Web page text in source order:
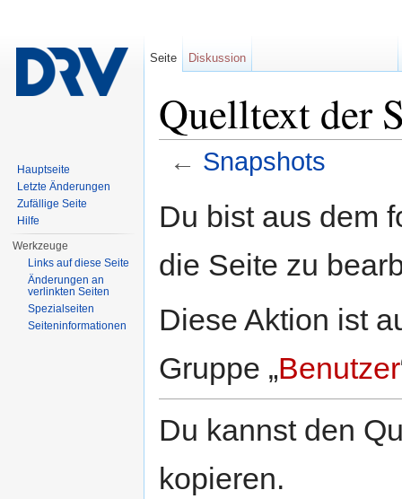
Quelltext der
← Snapshots
Du bist aus dem
die Seite zu
Diese Aktion ist
Gruppe „Benutzer
Du kannst den
kopieren.
Seite Diskussion
Hauptseite
Letzte Änderungen
Zufällige Seite
Hilfe
Werkzeuge
Links auf diese Seite
Änderungen an
verlinkten Seiten
Spezialseiten
Seiten­informationen